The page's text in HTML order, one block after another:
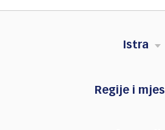
Istra
Regije i